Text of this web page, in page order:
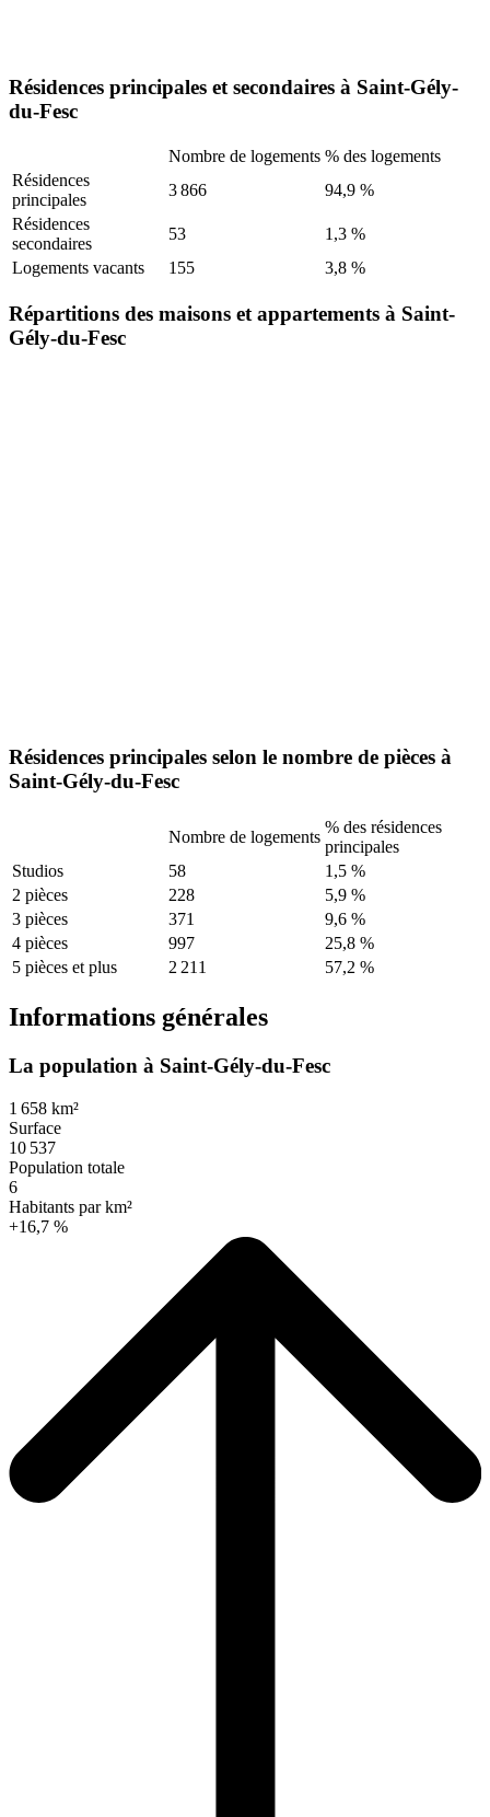
Résidences principales et secondaires à Saint-Gély-
du-Fesc
Nombre de logements % des logements
Résidences
principales
3 866
94,9 %
Résidences
secondaires
53
1,3 %
Logements vacants
155 3,8 %
Répartitions des maisons et appartements à Saint-
Gély-du-Fesc
Résidences principales selon le nombre de pièces à
Saint-Gély-du-Fesc
Nombre de logements
% des résidences
principales
Studios
58
1,5 %
2 pièces
228
5,9 %
3 pièces
371
9,6 %
4 pièces
997
25,8 %
5 pièces et plus
2 211 57,2 %
Informations générales
La population à Saint-Gély-du-Fesc
1 658 km²
Surface
10 537
Population totale
6
Habitants par km²
+16,7 %